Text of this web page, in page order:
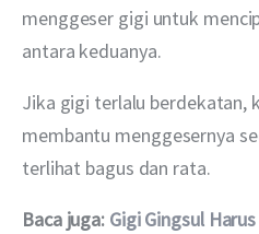
menggeser gigi untuk
antara keduanya.
Jika gigi terlalu berdekatan,
membantu menggesernya
terlihat bagus dan rata.
Baca juga: Gigi Gingsul